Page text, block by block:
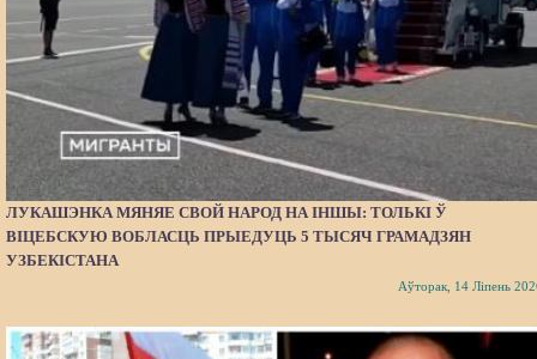
ЛУКАШЭНКА МЯНЯЕ СВОЙ НАРОД НА ІНШЫ: ТОЛЬКІ Ў
ВІЦЕБСКУЮ ВОБЛАСЦЬ ПРЫЕДУЦЬ 5 ТЫСЯЧ ГРАМАДЗЯН
УЗБЕКІСТАНА
Аўторак, 14 Ліпень